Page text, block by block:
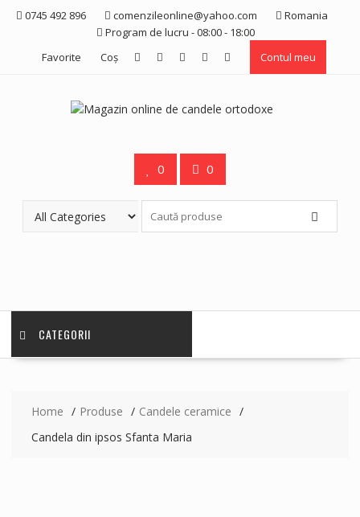
Skip 0745 492 896 comenzileonline@yahoo.com
Romania
Program de lucru - 08:00 - 18:00
Favorite
Coş Contul meu
0 0
CATEGORII
Home Produse
Candele ceramice
Candela din ipsos Sfanta Maria